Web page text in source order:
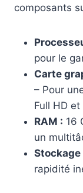
composants
pour le
Carte
– Pour
Full HD
RAM : 16
un
Stockage
rapidité